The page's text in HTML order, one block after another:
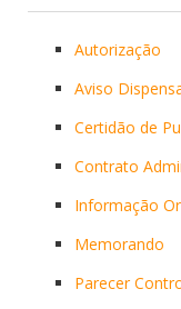
Autorização
Aviso
Certidão de
Contrato
Informação
Memorando
Parecer